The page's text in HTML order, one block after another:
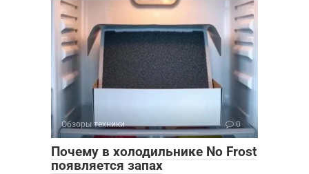
Обзоры техники 0
Почему в холодильнике No Frost
появляется запах